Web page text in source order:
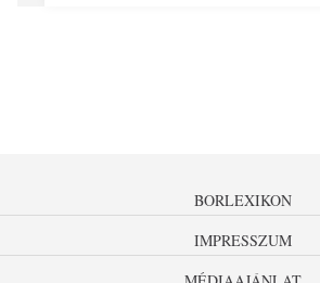
BORLEXIKON
IMPRESSZUM